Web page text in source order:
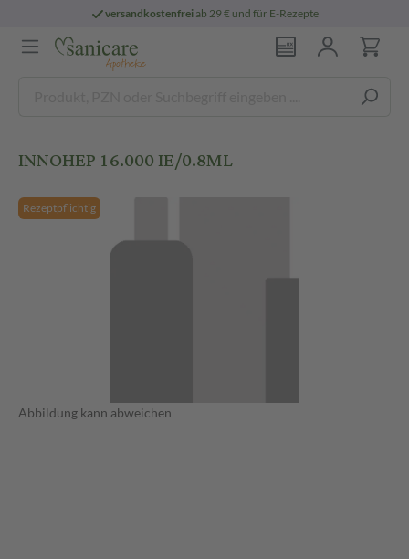
versandkostenfreiab 29 € und für E-Rezepte
INNOHEP 16.000 IE/0.8ML
Rezeptpflichtig
Abbildung kann abweichen